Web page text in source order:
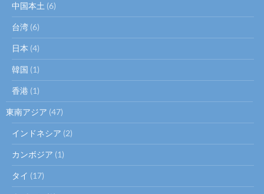
中国本土 (6)
台湾 (6)
日本 (4)
韓国 (1)
香港 (1)
東南アジア (47)
インドネシア (2)
カンボジア (1)
タイ (17)